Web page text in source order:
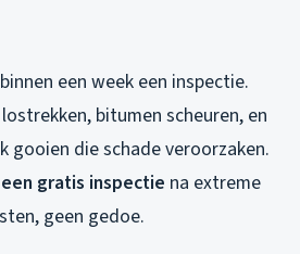
een week een inspectie.
bitumen scheuren, en
gooien die schade veroorzaken.
gratis inspectie na extreme
geen gedoe.